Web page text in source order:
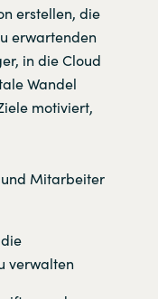
erstellen, die
erwartenden
in die Cloud
Wandel
motiviert,
Mitarbeiter
verwalten